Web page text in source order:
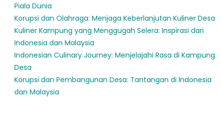
Piala Dunia
Korupsi dan Olahraga: Menjaga Keberlanjutan Kuliner Desa
Kuliner Kampung yang Menggugah Selera: Inspirasi dari
Indonesia dan Malaysia
Indonesian Culinary Journey: Menjelajahi Rasa di Kampung
Desa
Korupsi dan Pembangunan Desa: Tantangan di Indonesia
dan Malaysia